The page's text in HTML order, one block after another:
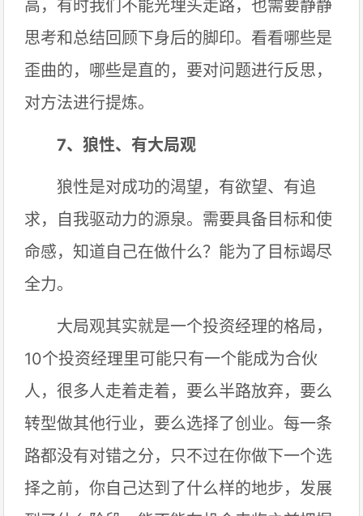
高，有时我们不能光埋头走路，也需要静静
思考和总结回顾下身后的脚印。看看哪些是
歪曲的，哪些是直的，要对问题进行反思，
对方法进行提炼。
7、狼性、有大局观
狼性是对成功的渴望，有欲望、有追
求，自我驱动力的源泉。需要具备目标和使
命感，知道自己在做什么？能为了目标竭尽
全力。
大局观其实就是一个投资经理的格局，
10个投资经理里可能只有一个能成为合伙
人，很多人走着走着，要么半路放弃，要么
转型做其他行业，要么选择了创业。每一条
路都没有对错之分，只不过在你做下一个选
择之前，你自己达到了什么样的地步，发展